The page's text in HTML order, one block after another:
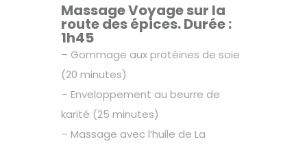
Massage Voyage sur la
route des épices.Durée:
1h45
– Gommage aux protéines de soie
(20 minutes)
– Enveloppement au beurre de
karité (25 minutes)
– Massage avec l’huile de La